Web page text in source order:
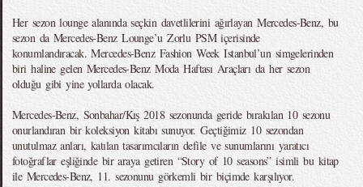
Her sezon lounge alanında seçkin davetlilerini ağırlayan Mercedes-Benz, bu
sezon da Mercedes-Benz Lounge’u Zorlu PSM içerisinde
konumlandıracak. Mercedes-Benz Fashion Week Istanbul’un simgelerinden
biri haline gelen Mercedes-Benz Moda Haftası Araçları da her sezon
olduğu gibi yine yollarda olacak.
Mercedes-Benz, Sonbahar/Kış 2018 sezonunda geride bırakılan 10 sezonu
onurlandıran bir koleksiyon kitabı sunuyor. Geçtiğimiz 10 sezondan
unutulmaz anları, katılan tasarımcıların defile ve sunumlarını yaratıcı
fotoğraflar eşliğinde bir araya getiren “Story of 10 seasons” isimli bu kitap
ile Mercedes-Benz, 11. sezonunu görkemli bir biçimde karşılıyor.